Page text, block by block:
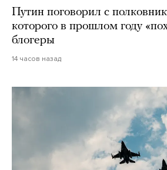
Путин поговорил с
которого в прошлом году
блогеры
14 часов назад